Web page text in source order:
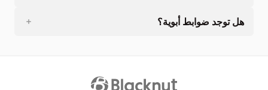
هل توجد ضوابط أبوية؟